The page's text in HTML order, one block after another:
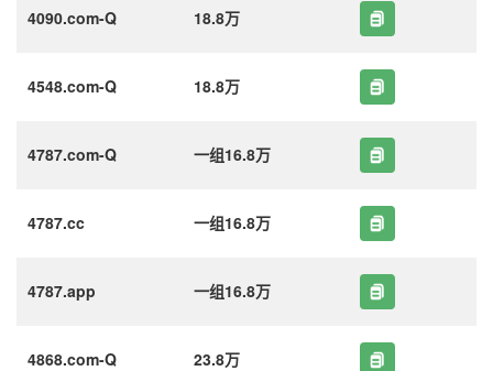
4090.com-Q 18.8万
4548.com-Q 18.8万
4787.com-Q 一组16.8万
4787.cc 一组16.8万
4787.app 一组16.8万
4868.com-Q 23.8万